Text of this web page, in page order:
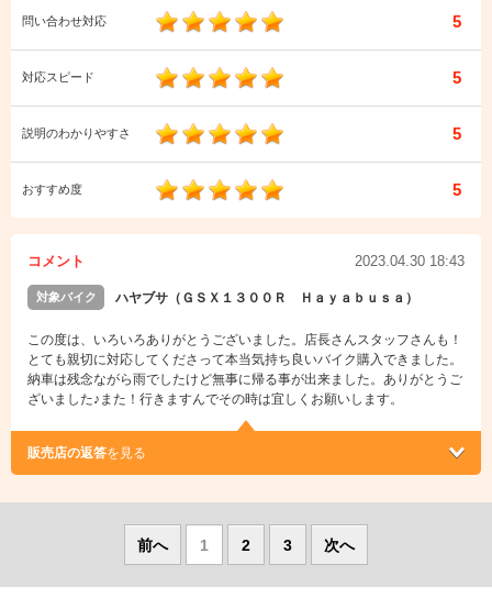
問い合わせ対応 5
対応スピード 5
説明のわかりやすさ 5
おすすめ度 5
コメント 2023.04.30 18:43
対象バイク ハヤブサ（ＧＳＸ１３００Ｒ Ｈａｙａｂｕｓａ）
この度は、いろいろありがとうございました。店長さんスタッフさんも！
とても親切に対応してくださって本当気持ち良いバイク購入できました。
納車は残念ながら雨でしたけど無事に帰る事が出来ました。ありがとうご
ざいました♪また！行きますんでその時は宜しくお願いします。
販売店の返答を見る
前へ 1 2 3 次へ